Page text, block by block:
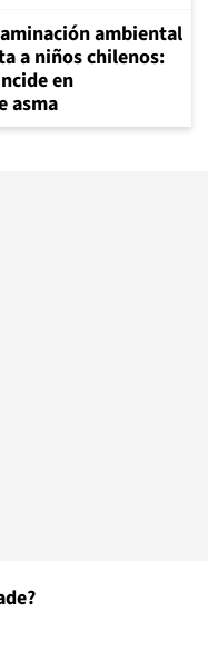
ambiental
a niños chilenos:
en
asma